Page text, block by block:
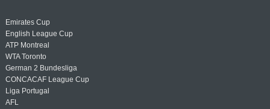
Emirates Cup
English League Cup
ATP Montreal
WTA Toronto
German 2 Bundesliga
CONCACAF League Cup
Liga Portugal
AFL